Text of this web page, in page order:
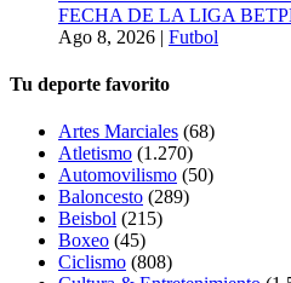
FECHA DE LA LIGA
Ago 8, 2026 | Futbol
Tu deporte favorito
Artes Marciales (68)
Atletismo (1.270)
Automovilismo (50)
Baloncesto (289)
Beisbol (215)
Boxeo (45)
Ciclismo (808)